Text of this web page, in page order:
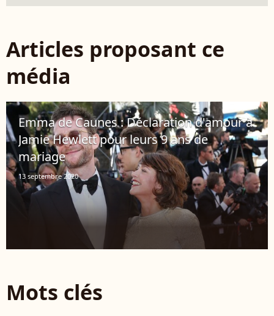
Articles proposant ce
média
Emma de Caunes : Déclaration d'amour à
Jamie Hewlett pour leurs 9 ans de
mariage
13 septembre 2020
Mots clés